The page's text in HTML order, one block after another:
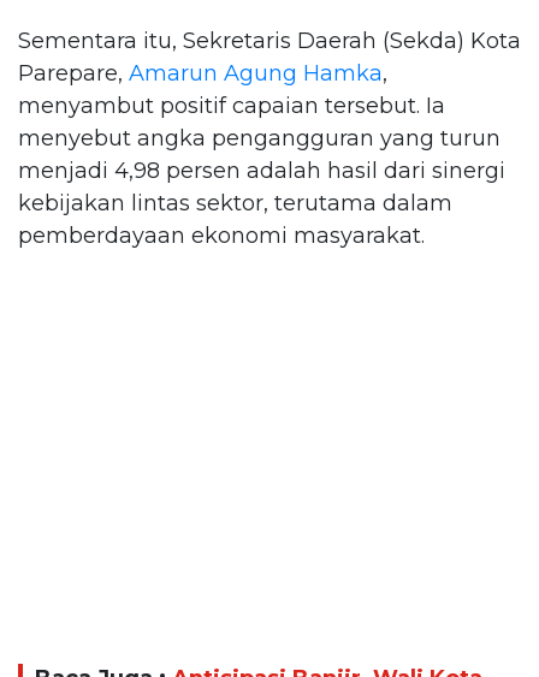
Sementara itu, Sekretaris Daerah (Sekda) Kota
Parepare, Amarun Agung Hamka,
menyambut positif capaian tersebut. Ia
menyebut angka pengangguran yang turun
menjadi 4,98 persen adalah hasil dari sinergi
kebijakan lintas sektor, terutama dalam
pemberdayaan ekonomi masyarakat.